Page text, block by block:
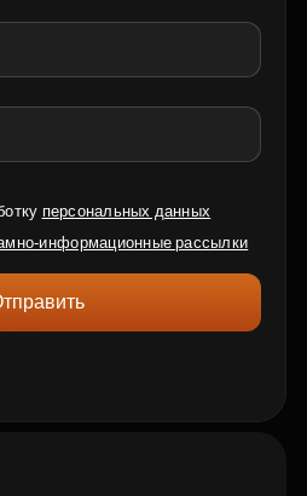
персональных данных
информационные рассылки